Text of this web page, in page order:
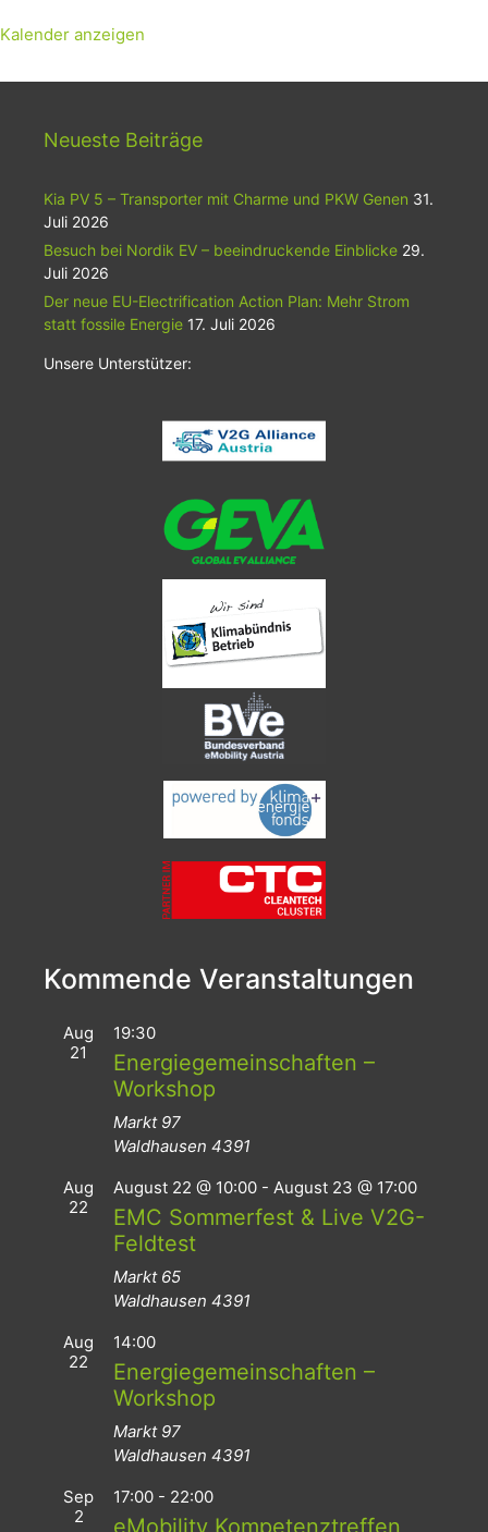
Kalender anzeigen
Neueste Beiträge
Kia PV 5 – Transporter mit Charme und PKW Genen 31.
Juli 2026
Besuch bei Nordik EV – beeindruckende Einblicke 29.
Juli 2026
Der neue EU-Electrification Action Plan: Mehr Strom
statt fossile Energie 17. Juli 2026
Unsere Unterstützer:
Kommende Veranstaltungen
Aug
21
19:30
Energiegemeinschaften –
Workshop
Markt 97
Waldhausen 4391
Aug
22
August 22 @ 10:00 - August 23 @ 17:00
EMC Sommerfest & Live V2G-
Feldtest
Markt 65
Waldhausen 4391
Aug
22
14:00
Energiegemeinschaften –
Workshop
Markt 97
Waldhausen 4391
Sep
2
17:00 - 22:00
eMobility Kompetenztreffen